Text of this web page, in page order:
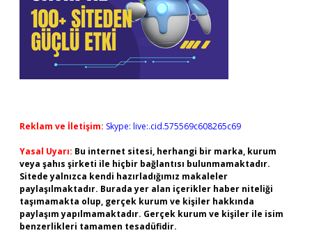
Reklam ve İletişim: Skype: live:.cid.575569c608265c69
Yasal Uyarı: Bu internet sitesi, herhangi bir marka, kurum
veya şahıs şirketi ile hiçbir bağlantısı bulunmamaktadır.
Sitede yalnızca kendi hazırladığımız makaleler
paylaşılmaktadır. Burada yer alan içerikler haber niteliği
taşımamakta olup, gerçek kurum ve kişiler hakkında
paylaşım yapılmamaktadır. Gerçek kurum ve kişiler ile isim
benzerlikleri tamamen tesadüfidir.